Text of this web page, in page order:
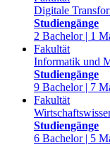
Digitale
Studiengänge
2 Bachelor | 1
Fakultät
Informatik und
Studiengänge
9 Bachelor | 7
Fakultät
Studiengänge
6 Bachelor | 5